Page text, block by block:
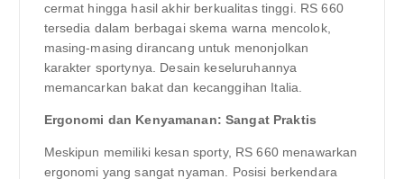
cermat hingga hasil akhir berkualitas tinggi. RS 660
tersedia dalam berbagai skema warna mencolok,
masing-masing dirancang untuk menonjolkan
karakter sportynya. Desain keseluruhannya
memancarkan bakat dan kecanggihan Italia.
Ergonomi dan Kenyamanan: Sangat Praktis
Meskipun memiliki kesan sporty, RS 660 menawarkan
ergonomi yang sangat nyaman. Posisi berkendara